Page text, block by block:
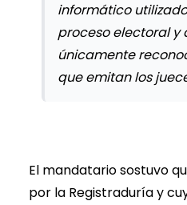
informático
proceso electoral y
únicamente
que emitan los
El mandatario sostuvo
por la Registraduría y